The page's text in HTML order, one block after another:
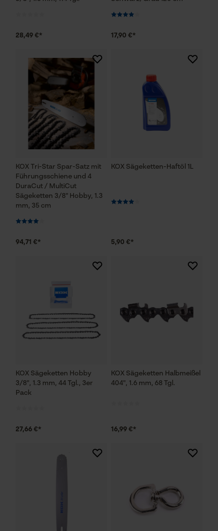
28,49 €* 17,90 €*
KOX Tri-Star Spar-Satz mit
Führungsschiene und 4
DuraCut / MultiCut
Sägeketten 3/8" Hobby, 1.3
mm, 35 cm
94,71 €*
KOX Sägeketten-Haftöl 1L
5,90 €*
KOX Sägeketten Hobby
3/8", 1.3 mm, 44 Tgl., 3er
Pack
27,66 €*
KOX Sägeketten Halbmeißel
404", 1.6 mm, 68 Tgl.
16,99 €*